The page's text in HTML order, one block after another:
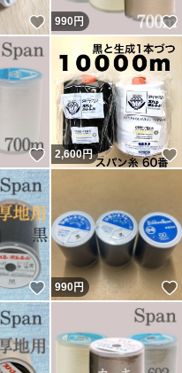
いいね！
990円
いいね！
2,600円
いいね！
990円